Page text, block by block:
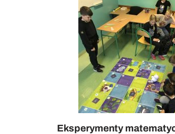
Eksperymenty